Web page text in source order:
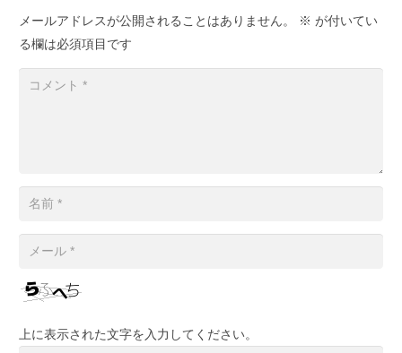
メールアドレスが公開されることはありません。 ※ が付いてい
る欄は必須項目です
上に表示された文字を入力してください。